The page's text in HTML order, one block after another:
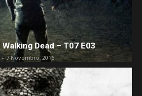
Dead – T07 E03
- 7 Novembro, 2016